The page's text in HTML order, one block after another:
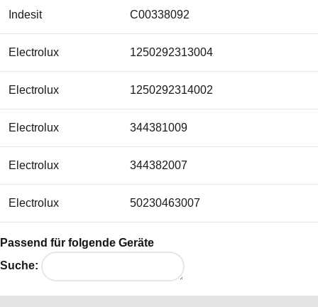
Indesit C00338092
Electrolux 1250292313004
Electrolux 1250292314002
Electrolux 344381009
Electrolux 344382007
Electrolux 50230463007
Electrolux 50230714003
Electrolux 5026868000/1
Passend für folgende Geräte
Suche: